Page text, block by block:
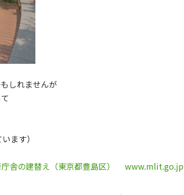
しれませんが
ます）
舎の建替え（東京都豊島区） www.mlit.go.jp